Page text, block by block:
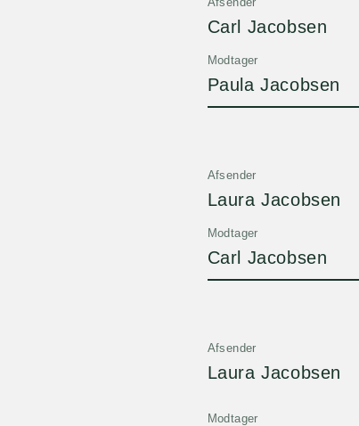
Carl Jacobsen
Modtager
Paula Jacobsen
Afsender
Laura Jacobsen
Modtager
Carl Jacobsen
Afsender
Laura Jacobsen
Modtager